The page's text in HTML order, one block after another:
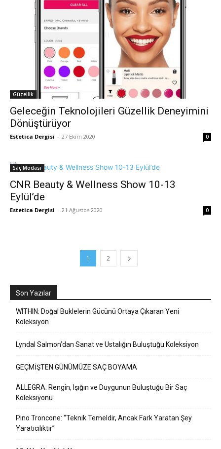
Güzellik
Geleceğin Teknolojileri Güzellik Deneyimini
Dönüştürüyor
Estetica Dergisi - 27 Ekim 2020 0
Saç Modası
CNR Beauty & Wellness Show 10-13
Eylül’de
Estetica Dergisi - 21 Ağustos 2020 0
1 2
Son Yazılar
WITHIN: Doğal Buklelerin Gücünü Ortaya Çıkaran Yeni
Koleksiyon
Lyndal Salmon’dan Sanat ve Ustalığın Buluştuğu Koleksiyon
GEÇMİŞTEN GÜNÜMÜZE SAÇ BOYAMA
ALLEGRA: Rengin, Işığın ve Duygunun Buluştuğu Bir Saç
Koleksiyonu
Pino Troncone: “Teknik Temeldir, Ancak Fark Yaratan Şey
Yaratıcılıktır”